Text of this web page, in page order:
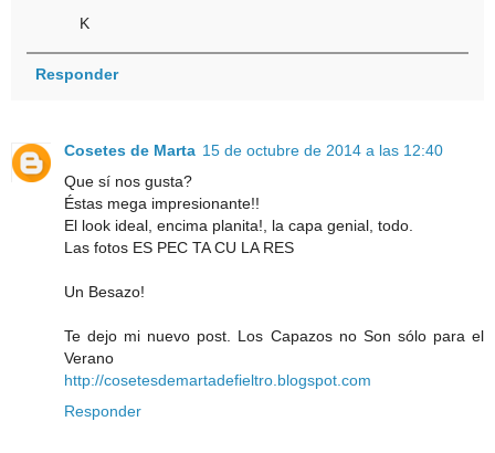
K
Responder
Cosetes de Marta 15 de octubre de 2014 a las 12:40
Que sí nos gusta?
Éstas mega impresionante!!
El look ideal, encima planita!, la capa genial, todo.
Las fotos ES PEC TA CU LA RES
Un Besazo!
Te dejo mi nuevo post. Los Capazos no Son sólo para el
Verano
http://cosetesdemartadefieltro.blogspot.com
Responder